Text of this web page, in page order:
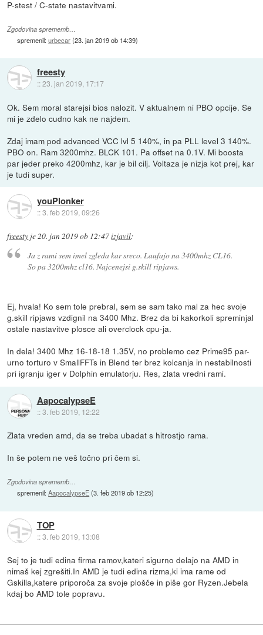
P-stest / C-state nastavitvami.
Zgodovina sprememb…
spremenil:urbecar(23. jan 2019 ob 14:39)
freesty
::23. jan 2019, 17:17
Ok. Sem moral starejsi bios nalozit. V aktualnem ni PBO opcije. Se
mi je zdelo cudno kak ne najdem.
Zdaj imam pod advanced VCC lvl 5 140%, in pa PLL level 3 140%.
PBO on. Ram 3200mhz. BLCK 101. Pa offset na 0.1V. Mi boosta
par jeder preko 4200mhz, kar je bil cilj. Voltaza je nizja kot prej, kar
je tudi super.
youPlonker
::3. feb 2019, 09:26
freesty je20. jan 2019 ob 12:47izjavil:
Ja z rami sem imel zgleda kar sreco. Laufajo na 3400mhz CL16.
So pa 3200mhz cl16. Najcenejsi g.skill ripjaws.
Ej, hvala! Ko sem tole prebral, sem se sam tako mal za hec svoje
g.skill ripjaws vzdignil na 3400 Mhz. Brez da bi kakorkoli spreminjal
ostale nastavitve plosce ali overclock cpu-ja.
In dela! 3400 Mhz 16-18-18 1.35V, no problemo cez Prime95 par-
urno torturo v SmallFFTs in Blend ter brez kolcanja in nestabilnosti
pri igranju iger v Dolphin emulatorju. Res, zlata vredni rami.
AapocalypseE
::3. feb 2019, 12:22
Zlata vreden amd, da se treba ubadat s hitrostjo rama.
In še potem ne veš točno pri čem si.
Zgodovina sprememb…
spremenil:AapocalypseE(3. feb 2019 ob 12:25)
TOP
::3. feb 2019, 13:08
Sej to je tudi edina firma ramov,kateri sigurno delajo na AMD in
nimaš kej zgrešiti.In AMD je tudi edina rizma,ki ima rame od
Gskilla,katere priporoča za svoje plošče in piše gor Ryzen.Jebela
kdaj bo AMD tole popravu.